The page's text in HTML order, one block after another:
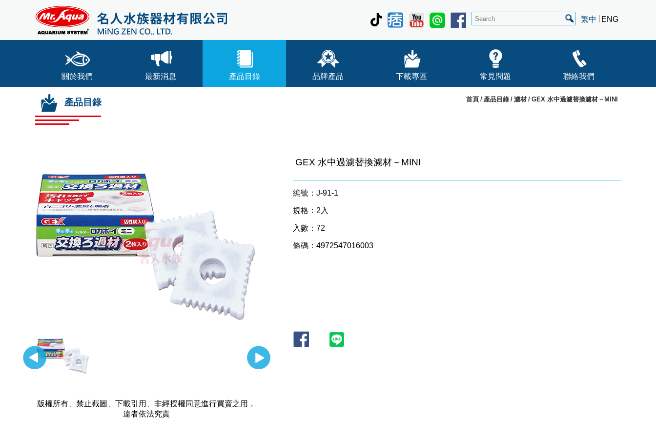
繁中 ENG
關於我們 最新消息 產品目錄 品牌產品 下載專區 常見問題 聯絡我們
產品目錄 首頁 產品目錄 濾材 GEX 水中過濾替換濾材－MINI
版權所有、禁止截圖、下載引用、非經授權同意進行買賣之用，
違者依法究責
GEX 水中過濾替換濾材－MINI
編號：J-91-1
規格：2入
入數：72
條碼：4972547016003